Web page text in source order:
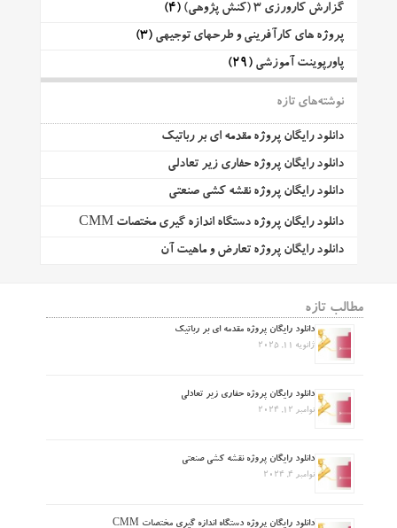
گزارش کارورزی 3 (کنش پژوهی)
(4)
پروژه های کارآفرینی و طرحهای توجیهی (3)
پاورپوینت آموزشی (29)
نوشته‌های تازه
دانلود رایگان پروژه مقدمه ای بر رباتیک
دانلود رایگان پروژه حفاری زیر تعادلی
دانلود رایگان پروژه نقشه کشی صنعتی
دانلود رایگان پروژه دستگاه اندازه گیری مختصات CMM
دانلود رایگان پروژه تعارض و ماهیت آن
مطالب تازه
دانلود رایگان پروژه مقدمه ای بر رباتیک
ژانویه 11, 2025
دانلود رایگان پروژه حفاری زیر تعادلی
نوامبر 12, 2024
دانلود رایگان پروژه نقشه کشی صنعتی
نوامبر 4, 2024
دانلود رایگان پروژه دستگاه اندازه گیری مختصات CMM